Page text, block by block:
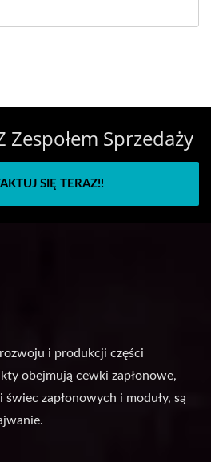
Zespołem Sprzedaży
SIĘ TERAZ!!
i produkcji części
obejmują cewki zapłonowe,
zapłonowych i moduły, są